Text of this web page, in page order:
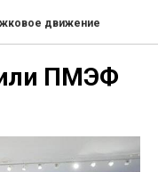
движение
ПМЭФ